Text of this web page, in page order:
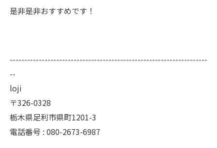
是非是非おすすめです！
--------------------------------------------------------------------
--
loji
〒326-0328
栃木県足利市県町1201-3
電話番号 : 080-2673-6987